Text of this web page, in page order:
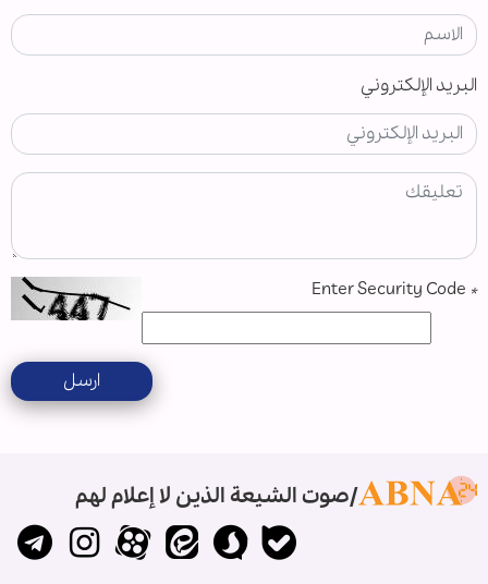
البريد الإلكتروني
*
ارسل
صوت الشيعة الذين لا إعلام لهم